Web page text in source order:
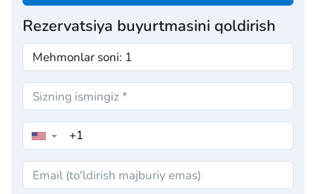
Rezervatsiya buyurtmasini qoldirish
▼